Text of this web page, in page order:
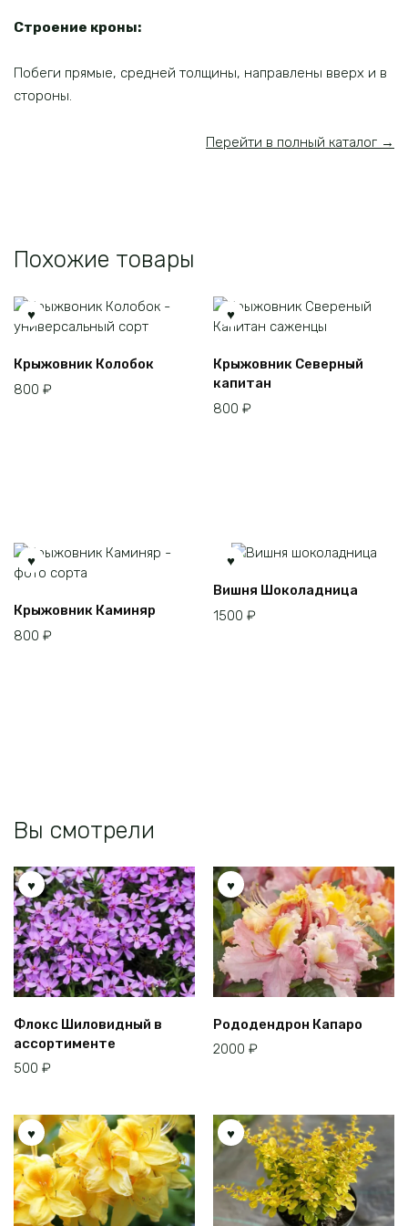
Строение кроны:
Побеги прямые, средней толщины, направлены вверх и в
стороны.
Перейти в полный каталог →
Похожие товары
Крыжовник Колобок
800 ₽
Крыжовник Северный
капитан
800 ₽
Крыжовник Каминяр
800 ₽
Вишня Шоколадница
1500 ₽
Вы смотрели
Флокс Шиловидный в
ассортименте
500 ₽
Рододендрон Капаро
2000 ₽